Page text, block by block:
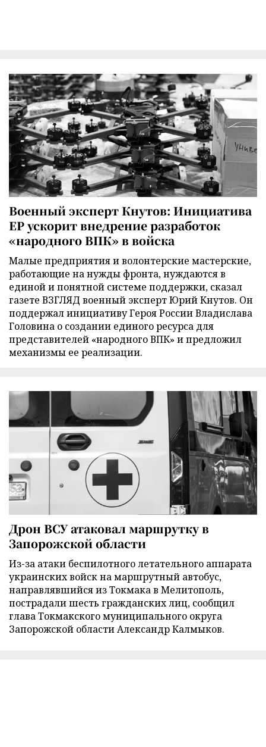
Военный эксперт Кнутов: Инициатива
ЕР ускорит внедрение разработок
«народного ВПК» в войска
Малые предприятия и волонтерские мастерские,
работающие на нужды фронта, нуждаются в
единой и понятной системе поддержки, сказал
газете ВЗГЛЯД военный эксперт Юрий Кнутов. Он
поддержал инициативу Героя России Владислава
Головина о создании единого ресурса для
представителей «народного ВПК» и предложил
механизмы ее реализации.
Дрон ВСУ атаковал маршрутку в
Запорожской области
Из-за атаки беспилотного летательного аппарата
украинских войск на маршрутный автобус,
направлявшийся из Токмака в Мелитополь,
пострадали шесть гражданских лиц, сообщил
глава Токмакского муниципального округа
Запорожской области Александр Калмыков.